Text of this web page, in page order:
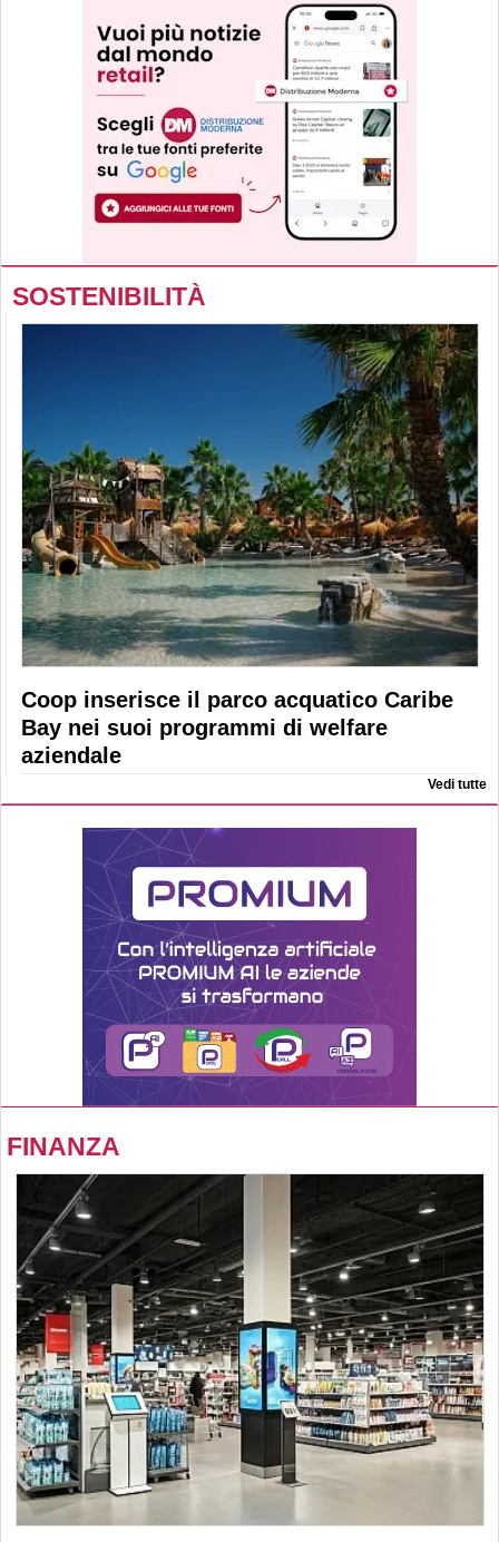
SOSTENIBILITÀ
Coop inserisce il parco acquatico Caribe
Bay nei suoi programmi di welfare
aziendale
Vedi tutte
FINANZA